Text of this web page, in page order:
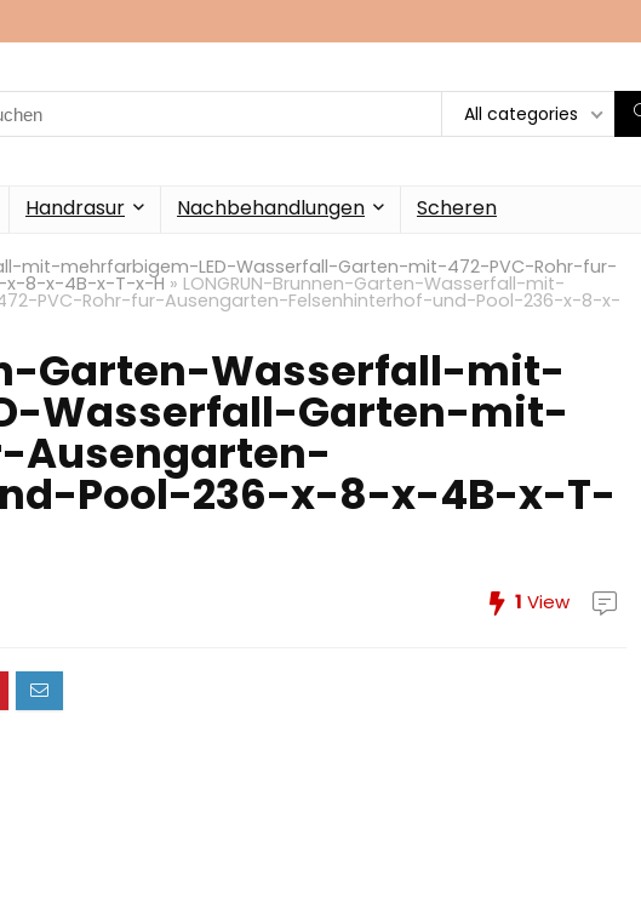
All categories
Handrasur Nachbehandlungen Scheren
mit-mehrfarbigem-LED-Wasserfall-Garten-mit-472-PVC-Rohr-fur-
x-8-x-4B-x-T-x-H » LONGRUN-Brunnen-Garten-Wasserfall-mit-
PVC-Rohr-fur-Ausengarten-Felsenhinterhof-und-Pool-236-x-8-x-
Garten-Wasserfall-mit-
Wasserfall-Garten-mit-
Ausengarten-
Pool-236-x-8-x-4B-x-T-
1 View